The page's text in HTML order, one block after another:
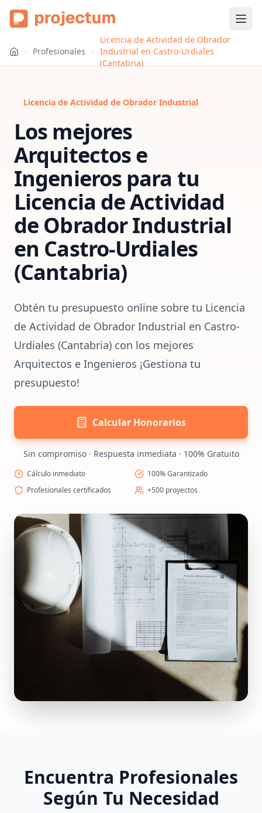
Profesionales
Licencia de Actividad de Obrador
Industrial en Castro-Urdiales
(Cantabria)
Licencia de Actividad de Obrador Industrial
Los mejores
Arquitectos e
Ingenieros para tu
Licencia de Actividad
de Obrador Industrial
en Castro-Urdiales
(Cantabria)
Obtén tu presupuesto online sobre tu Licencia
de Actividad de Obrador Industrial en Castro-
Urdiales (Cantabria) con los mejores
Arquitectos e Ingenieros ¡Gestiona tu
presupuesto!
Calcular Honorarios
Sin compromiso · Respuesta inmediata · 100% Gratuito
Cálculo inmediato
100% Garantizado
Profesionales certificados
+500 proyectos
Encuentra Profesionales
Según Tu Necesidad